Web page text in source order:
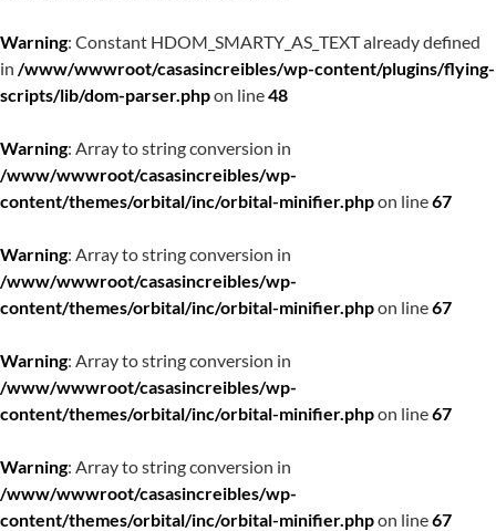
Warning: Constant HDOM_SMARTY_AS_TEXT already defined
in /www/wwwroot/casasincreibles/wp-content/plugins/flying-
scripts/lib/dom-parser.phpon line48
Warning: Array to string conversion in
/www/wwwroot/casasincreibles/wp-
content/themes/orbital/inc/orbital-minifier.phpon line67
Warning: Array to string conversion in
/www/wwwroot/casasincreibles/wp-
content/themes/orbital/inc/orbital-minifier.phpon line67
Warning: Array to string conversion in
/www/wwwroot/casasincreibles/wp-
content/themes/orbital/inc/orbital-minifier.phpon line67
Warning: Array to string conversion in
/www/wwwroot/casasincreibles/wp-
content/themes/orbital/inc/orbital-minifier.phpon line67